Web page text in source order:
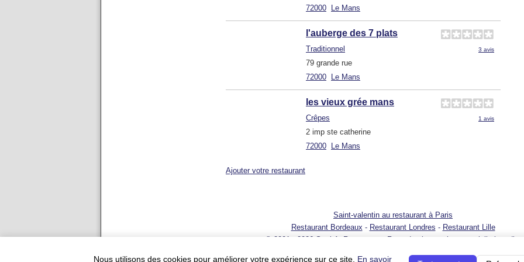
72000
Le Mans
l'auberge des 7 plats
Traditionnel 3 avis
79 grande rue
72000
Le Mans
les vieux grée mans
Crêpes 1 avis
2 imp ste catherine
72000
Le Mans
Ajouter votre restaurant
Saint-valentin au restaurant à Paris
Restaurant Bordeaux - Restaurant Londres - Restaurant Lille
© 2001 - 2026 SortirAuResto.com - Reproduction totale ou partielle interdite
Nous utilisons des cookies pour améliorer votre expérience sur ce site. En savoir